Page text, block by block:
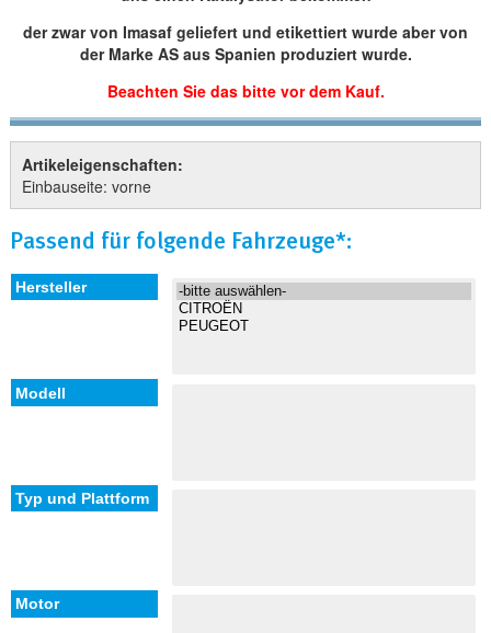
der zwar von Imasaf geliefert und etikettiert wurde aber von
der Marke AS aus Spanien produziert wurde.
Beachten Sie das bitte vor dem Kauf.
Artikeleigenschaften:
Einbauseite: vorne
Passend für folgende Fahrzeuge*: